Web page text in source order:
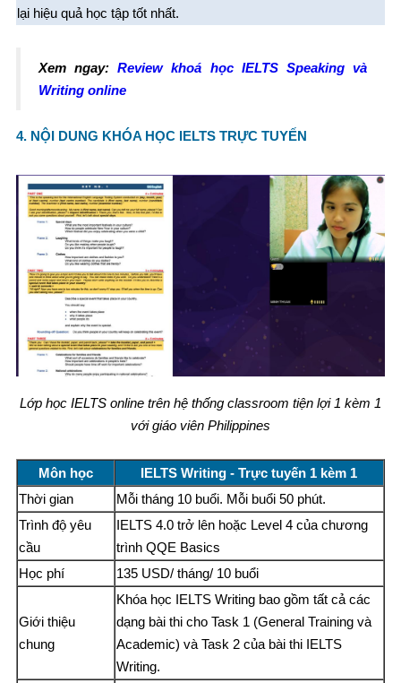
lại hiệu quả học tập tốt nhất.
Xem ngay:Review khoá học IELTS Speaking và
Writing online
4. NỘI DUNG KHÓA HỌC IELTS TRỰC TUYẾN
Lớp học IELTS online trên hệ thống classroom tiện lợi 1 kèm 1
với giáo viên Philippines
Môn học
IELTS Writing - Trực tuyến 1 kèm 1
Thời gian
Mỗi tháng 10 buổi. Mỗi buổi 50 phút.
Trình độ yêu
cầu
IELTS 4.0 trở lên hoặc Level 4 của chương
trình QQE Basics
Học phí
135 USD/ tháng/ 10 buổi
Giới thiệu
chung
Khóa học IELTS Writing bao gồm tất cả các
dạng bài thi cho Task 1 (General Training và
Academic) và Task 2 của bài thi IELTS
Writing.